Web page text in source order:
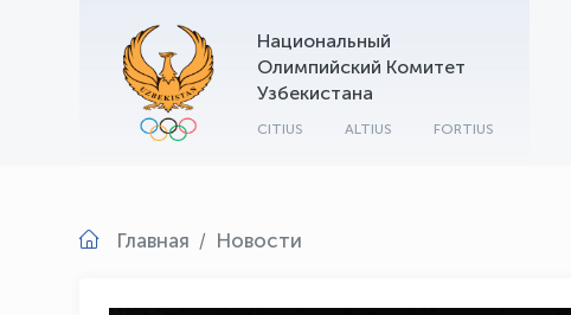
Национальный
Олимпийский Комитет
Узбекистана
CITIUS ALTIUS FORTIUS
Главная Новости